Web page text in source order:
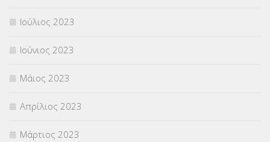
Ιούλιος 2023
Ιούνιος 2023
Μάιος 2023
Απρίλιος 2023
Μάρτιος 2023